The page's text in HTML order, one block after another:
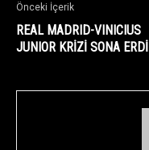
Önceki İçerik
REAL MADRID-VINICIUS
JUNIOR KRİZİ SONA ERDİ